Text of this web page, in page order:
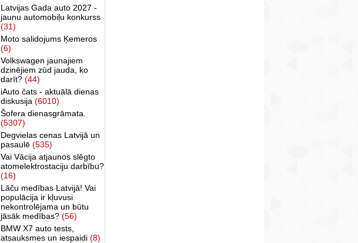
Latvijas Gada auto 2027 -
jaunu automobiļu konkurss
(31)
Moto salidojums Ķemeros
(6)
Volkswagen jaunajiem
dzinējiem zūd jauda, ko
darīt? (44)
iAuto čats - aktuālā dienas
diskusija (6010)
Šofera dienasgrāmata.
(5307)
Degvielas cenas Latvijā un
pasaulē (535)
Vai Vācija atjaunos slēgto
atomelektrostaciju darbību?
(16)
Lāču medības Latvijā! Vai
populācija ir kļuvusi
nekontrolējama un būtu
jāsāk medības? (56)
BMW X7 auto tests,
atsauksmes un iespaidi (8)